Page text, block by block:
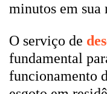
minutos em sua
O serviço de
fundamental
funcionamento